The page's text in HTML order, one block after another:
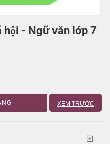
hội - Ngữ văn lớp 7
XEM TRƯỚC